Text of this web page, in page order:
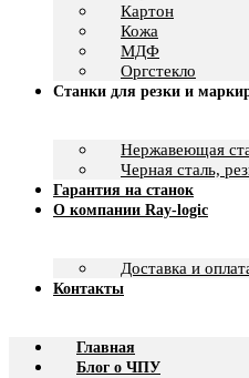
Картон
Кожа
МДФ
Оргстекло
Станки для резки и
Нержавеющая
Черная сталь,
Гарантия на станок
О компании Ray-logic
Доставка и
Контакты
Главная
Блог о ЧПУ